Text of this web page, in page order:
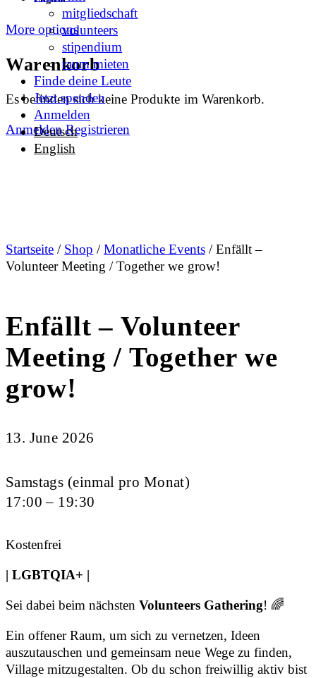
More options
Warenkorb
Es befinden sich keine Produkte im Warenkorb.
Anmelden Registrieren
mitgliedschaft
volunteers
stipendium
raum mieten
Finde deine Leute
Jetzt spenden
Anmelden
Deutsch
English
Startseite / Shop /Monatliche Events/ Enfällt –
Volunteer Meeting / Together we grow!
Enfällt – Volunteer
Meeting / Together we
grow!
13. June 2026
Samstags (einmal pro Monat)
17:00 – 19:30
Kostenfrei
| LGBTQIA+ |
Sei dabei beim nächstenVolunteers Gathering! 🌈
Ein offener Raum, um sich zu vernetzen, Ideen
auszutauschen und gemeinsam neue Wege zu finden,
Village mitzugestalten. Ob du schon freiwillig aktiv bist